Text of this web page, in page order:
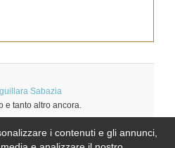
Sabazia
e tanto altro ancora.
di Porto
i contenuti e gli annunci,